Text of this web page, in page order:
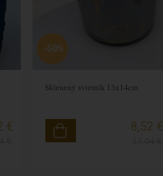
€
Sklenený svietnik 13x14cm
8,52 €
-50%